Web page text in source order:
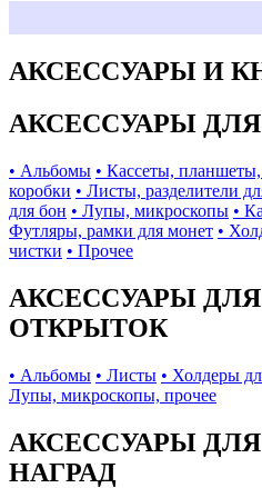
АКСЕССУАРЫ И
АКСЕССУАРЫ
• Альбомы • Кассеты,
коробки • Листы, разделители
для бон • Лупы, микроскопы •
Футляры, рамки для монет •
чистки • Прочее
АКСЕССУАРЫ
ОТКРЫТОК
• Альбомы • Листы • Холдеры
Лупы, микроскопы, прочее
АКСЕССУАРЫ
НАГРАД